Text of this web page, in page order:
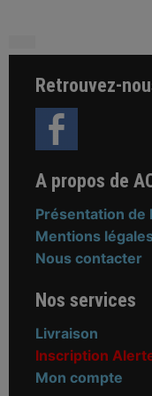
Retrouvez-
A propos de
Présentation de
Mentions
Nous contacter
Nos services
Livraison
Inscription
Mon compte